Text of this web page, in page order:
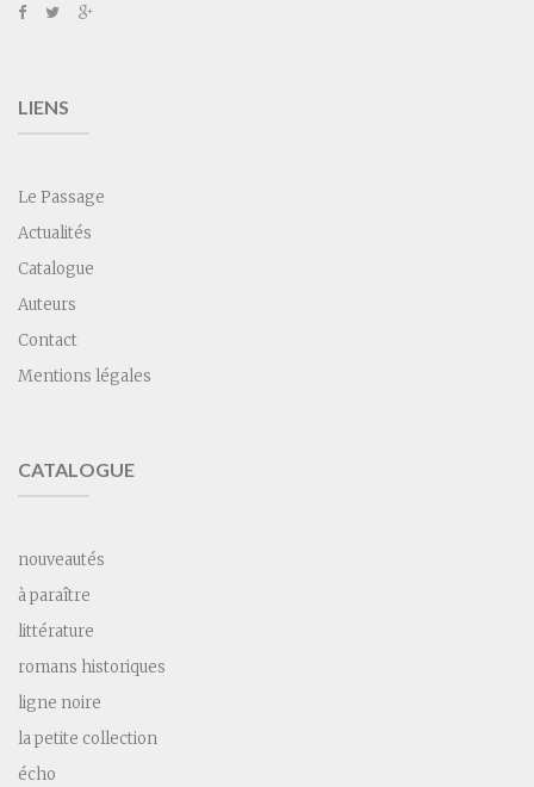
LIENS
Le Passage
Actualités
Catalogue
Auteurs
Contact
Mentions légales
CATALOGUE
nouveautés
à paraître
littérature
romans historiques
ligne noire
la petite collection
écho